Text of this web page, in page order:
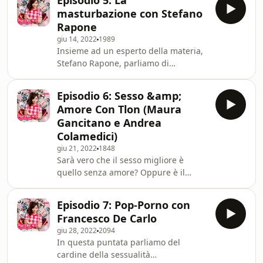
una volta per tutte, di trovare un
nome decente a questa pratica
piacevolissima.See
omnystudio.com/listener for privacy
information.
masturbazione con Stefano
Rapone
giu 14, 2022 1989
Insieme ad un esperto della materia,
Stefano Rapone, parliamo di
scopre, di come veniva punita in
passato e di tutte le conseguenze
nefaste che gli antichi pensavano che
provocasse. Si pregano gli ascoltatori
di non masturbarsi durante l’ascolto
di questa puntata.See
omnystudio.com/listener for privacy
information.
Episodio 6: Sesso &amp;
Amore Con Tlon (Maura
Gancitano e Andrea
Colamedici)
giu 21, 2022 1848
Sarà vero che il sesso migliore è
quello senza amore? Oppure è il
come Venditti, del “non c’è sesso
senza amore”: Maura Gancitano e
Andrea Colamedici (Tlon).See
omnystudio.com/listener for privacy
information.
Episodio 7: Pop-Porno con
Francesco De Carlo
giu 28, 20222094
In questa puntata parliamo del
cardine della sessualità